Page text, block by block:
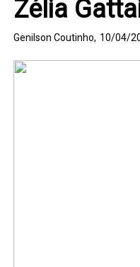
Zélia
Genilson Coutinho, 10/04/